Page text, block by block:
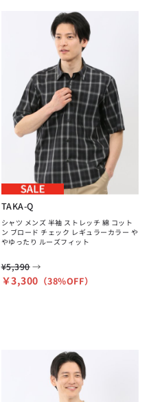
TAKA-Q
シャツ メンズ 半袖 ストレッチ 綿 コット
ン ブロード チェック レギュラーカラー や
やゆったり ルーズフィット
¥5,390 →
￥3,300 （38%OFF）